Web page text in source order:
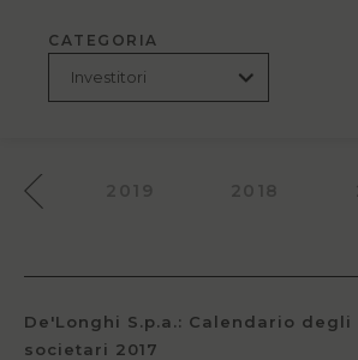
CATEGORIA
De'Longhi S.p.a.: Calendario degli
societari 2017